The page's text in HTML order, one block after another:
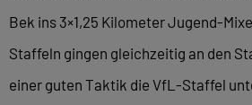
Bek ins 3×1,25 Kilometer Jugend-
Staffeln gingen gleichzeitig an den
einer guten Taktik die VfL-Staffel